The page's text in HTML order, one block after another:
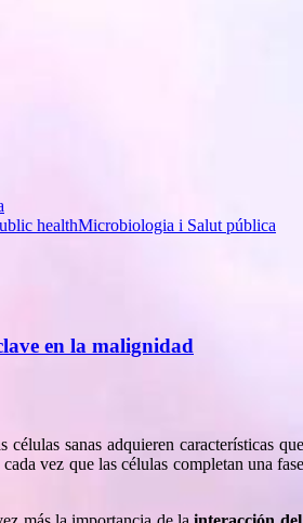
healthMicrobiologia i Salut pública
en la malignidad
sanas adquieren características
vez que las células completan una